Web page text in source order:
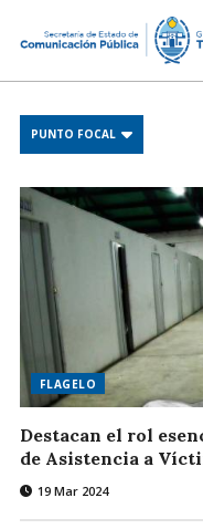
PUNTO FOCAL
FLAGELO
Destacan el rol
de Asistencia a
19 Mar 2024